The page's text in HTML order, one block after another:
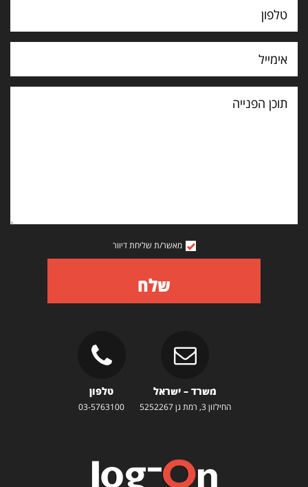
תוכן
הפנייה
מאשר/ת שליחת דיוור
שלח
משרד – ישראל
החילזון 3, רמת גן 5252267
טלפון
03-5763100